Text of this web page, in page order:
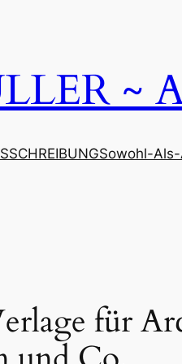
~
Sowohl-
für